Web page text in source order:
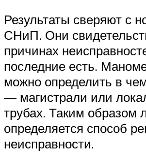
Результаты сверяют с
СНиП. Они
причинах
последние есть.
можно определить в
— магистрали или
трубах. Таким образом
определяется способ
неисправности.